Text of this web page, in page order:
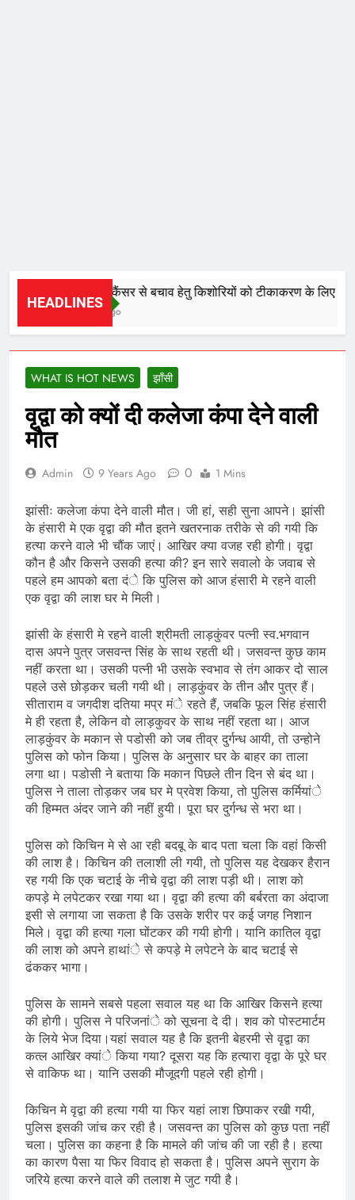
HEADLINES
सर्वाइकल कैंसर से बचाव हेतु किशोरियों को टीकाकरण के लिए किया
9 Hours Ago
WHAT IS HOT NEWS झाँसी
वृद्वा को क्यों दी कलेजा कंपा देने वाली
मौत
Admin 9 Years Ago 0 1 Mins
झांसीः कलेजा कंपा देने वाली मौत। जी हां, सही सुना आपने। झांसी
के हंसारी मे एक वृद्वा की मौत इतने खतरनाक तरीके से की गयी कि
हत्या करने वाले भी चौंक जाएं। आखिर क्या वजह रही होगी। वृद्वा
कौन है और किसने उसकी हत्या की? इन सारे सवालो के जवाब से
पहले हम आपको बता दंे कि पुलिस को आज हंसारी मे रहने वाली
एक वृद्वा की लाश घर मे मिली।
झांसी के हंसारी मे रहने वाली श्रीमती लाड़कुंवर पत्नी स्व.भगवान
दास अपने पुत्र जसवन्त सिंह के साथ रहती थी। जसवन्त कुछ काम
नहीं करता था। उसकी पत्नी भी उसके स्वभाव से तंग आकर दो साल
पहले उसे छोड़कर चली गयी थी। लाड़कुंवर के तीन और पुत्र हैं।
सीताराम व जगदीश दतिया मप्र मंे रहते हैं, जबकि फूल सिंह हंसारी
मे ही रहता है, लेकिन वो लाड़कुवर के साथ नहीं रहता था। आज
लाड़कुंवर के मकान से पडोसी को जब तीव्र दुर्गन्ध आयी, तो उन्होने
पुलिस को फोन किया। पुलिस के अनुसार घर के बाहर का ताला
लगा था। पडोसी ने बताया कि मकान पिछले तीन दिन से बंद था।
पुलिस ने ताला तोड़कर जब घर मे प्रवेश किया, तो पुलिस कर्मियांे
की हिम्मत अंदर जाने की नहीं हुयी। पूरा घर दुर्गन्ध से भरा था।
पुलिस को किचिन मे से आ रही बदबू के बाद पता चला कि वहां किसी
की लाश है। किचिन की तलाशी ली गयी, तो पुलिस यह देखकर हैरान
रह गयी कि एक चटाई के नीचे वृद्वा की लाश पड़ी थी। लाश को
कपड़े मे लपेटकर रखा गया था। वृद्वा की हत्या की बर्बरता का अंदाजा
इसी से लगाया जा सकता है कि उसके शरीर पर कई जगह निशान
मिले। वृद्वा की हत्या गला घोंटकर की गयी होगी। यानि कातिल वृद्वा
की लाश को अपने हाथांे से कपड़े मे लपेटने के बाद चटाई से
ढंककर भागा।
पुलिस के सामने सबसे पहला सवाल यह था कि आखिर किसने हत्या
की होगी। पुलिस ने परिजनांे को सूचना दे दी। शव को पोस्टमार्टम
के लिये भेज दिया।यहां सवाल यह है कि इतनी बेहरमी से वृद्वा का
कत्ल आखिर क्यांे किया गया? दूसरा यह कि हत्यारा वृद्वा के पूरे घर
से वाकिफ था। यानि उसकी मौजूदगी पहले रही होगी।
किचिन मे वृद्वा की हत्या गयी या फिर यहां लाश छिपाकर रखी गयी,
पुलिस इसकी जांच कर रही है। जसवन्त का पुलिस को कुछ पता नहीं
चला। पुलिस का कहना है कि मामले की जांच की जा रही है। हत्या
का कारण पैसा या फिर विवाद हो सकता है। पुलिस अपने सुराग के
जरिये हत्या करने वाले की तलाश मे जुट गयी है।